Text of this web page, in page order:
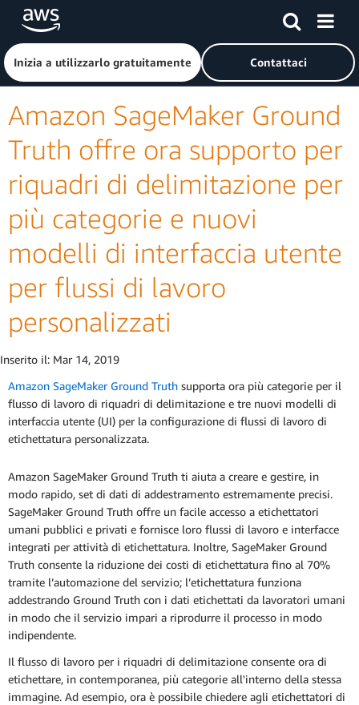
Passa al contenuto principale
Fai clic qui per tornare alla home page di Amazon Web
Inizia a utilizzarlo gratuitamente Contattaci
Amazon SageMaker Ground
Truth offre ora supporto per
riquadri di delimitazione per
più categorie e nuovi
modelli di interfaccia utente
per flussi di lavoro
personalizzati
Inserito il: Mar 14, 2019
Amazon SageMaker Ground Truth supporta ora più categorie per il
flusso di lavoro di riquadri di delimitazione e tre nuovi modelli di
interfaccia utente (UI) per la configurazione di flussi di lavoro di
etichettatura personalizzata.
Amazon SageMaker Ground Truth ti aiuta a creare e gestire, in
modo rapido, set di dati di addestramento estremamente precisi.
SageMaker Ground Truth offre un facile accesso a etichettatori
umani pubblici e privati e fornisce loro flussi di lavoro e interfacce
integrati per attività di etichettatura. Inoltre, SageMaker Ground
Truth consente la riduzione dei costi di etichettatura fino al 70%
tramite l’automazione del servizio; l’etichettatura funziona
addestrando Ground Truth con i dati etichettati da lavoratori umani
in modo che il servizio impari a riprodurre il processo in modo
indipendente.
Il flusso di lavoro per i riquadri di delimitazione consente ora di
etichettare, in contemporanea, più categorie all'interno della stessa
immagine. Ad esempio, ora è possibile chiedere agli etichettatori di